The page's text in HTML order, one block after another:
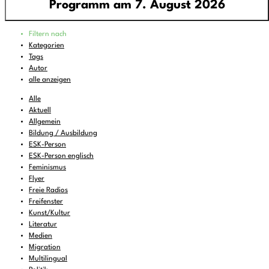
Programm am 7. August 2026
06:00
07:00 - 08:00
08:00
08:30
10:00 - 11:00 FREIRAD Musik
11:00 - 11:06 BBC News
11:06
12:00 - 13:00
13:00 - 13:06
13:06
13:22 - 16:00
Filtern nach
Kategorien
Tags
Autor
alle anzeigen
Alle
Aktuell
Allgemein
Bildung / Ausbildung
ESK-Person
ESK-Person englisch
Feminismus
Flyer
Freie Radios
Freifenster
Kunst/Kultur
Literatur
Medien
Migration
Multilingual